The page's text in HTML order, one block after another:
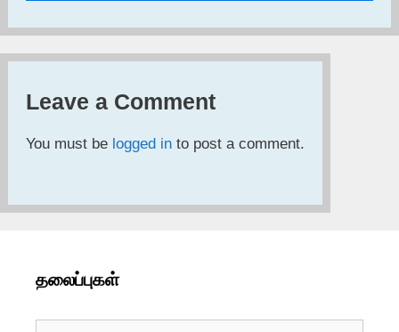
Leave a Comment
You must be logged in to post a comment.
தலைப்புகள்